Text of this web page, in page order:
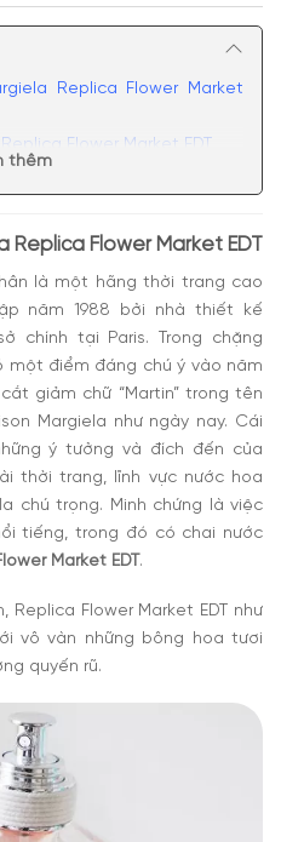
Replica Flower Market
Flower Market EDT
Replica Flower Market
thêm
Flower Market EDT
là một hãng thời trang cao
năm 1988 bởi nhà thiết kế
chính tại Paris. Trong chặng
một điểm đáng chú ý vào năm
giảm chữ “Martin” trong tên
Margiela như ngày nay. Cái
ý tưởng và đích đến của
thời trang, lĩnh vực nước hoa
chú trọng. Minh chứng là việc
tiếng, trong đó có chai nước
Market EDT.
Flower Market EDT như
vô vàn những bông hoa tươi
quyến rũ.